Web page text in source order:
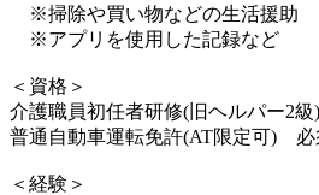
※掃除や買い物などの生活援助
※アプリを使用した記録など
＜資格＞
介護職員初任者研修(旧ヘルパー2
普通自動車運転免許(AT限定可) 必
＜経験＞